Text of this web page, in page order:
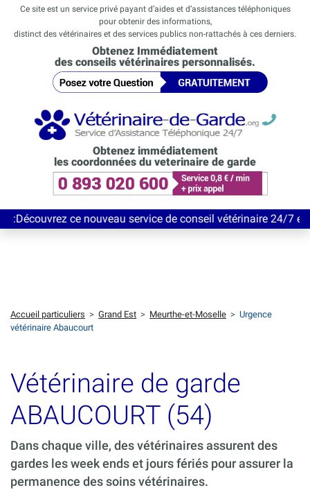
Ce site est un service privé payant d’aides et d’assistances téléphoniques
pour obtenir des informations,
distinct des vétérinaires et des services publics non-rattachés à ces derniers.
Obtenez Immédiatement
des conseils vétérinaires personnalisés.
Obtenez immédiatement
les coordonnées du veterinaire de garde
ce nouveau service de conseil vétérinaire 24/7
Accueil particuliers > Grand Est > Meurthe-et-Moselle > Urgence
vétérinaire Abaucourt
Vétérinaire de garde
ABAUCOURT (54)
Dans chaque ville, des vétérinaires assurent des
gardes les week ends et jours fériés pour assurer la
permanence des soins vétérinaires.